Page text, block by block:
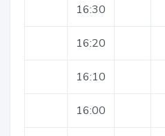
16:30
16:20
16:10
16:00